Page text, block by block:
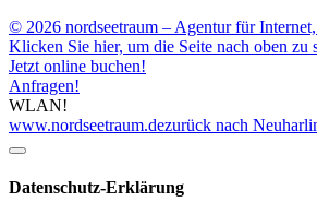
© 2026 nordseetraum – Agentur für
Klicken Sie hier, um die Seite nach oben zu
Jetzt online buchen!
Anfragen!
WLAN!
www.nordseetraum.dezurück nach
Datenschutz-Erklärung